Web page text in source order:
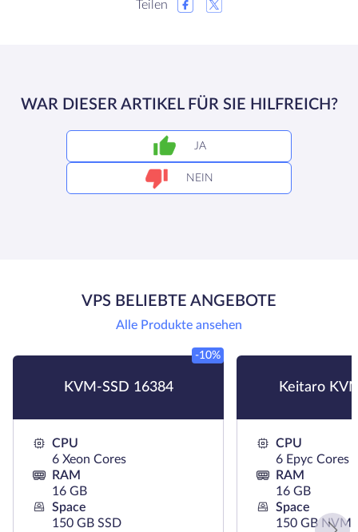
Teilen
WAR DIESER ARTIKEL FÜR SIE HILFREICH?
JA
NEIN
VPS BELIEBTE ANGEBOTE
Alle Produkte ansehen
KVM-SSD 16384
-10%
CPU
6 Xeon Cores
RAM
16 GB
Space
150 GB SSD
Keitaro
CPU
6 Epyc Cores
RAM
16 GB
Space
150 GB NVMe